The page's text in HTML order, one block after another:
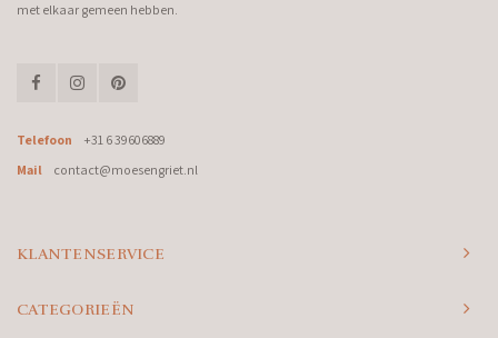
met elkaar gemeen hebben.
Telefoon
+31 6 39606889
Mail
contact@moesengriet.nl
KLANTENSERVICE
CATEGORIEËN